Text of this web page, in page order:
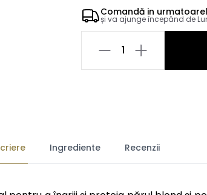
Comandă in
și va ajunge începând de
1
Ingrediente Recenzii